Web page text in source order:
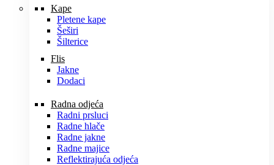
Kape
Pletene kape
Šeširi
Šilterice
Flis
Jakne
Dodaci
Radna odjeća
Radni prsluci
Radne hlače
Radne jakne
Radne majice
Reflektirajuća odjeća